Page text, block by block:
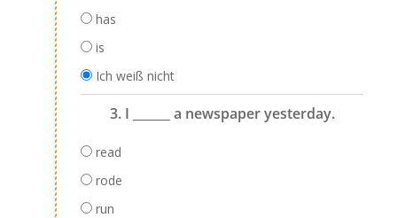
has
is
Ich weiß nicht
3. I ______ a newspaper yesterday.
read
rode
run